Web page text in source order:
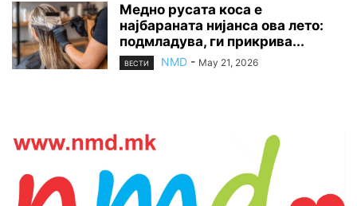
Медно русата коса е
најбараната нијанса ова лето:
подмладува, ги прикрива...
ВЕСТИ NMD - May 21, 2026